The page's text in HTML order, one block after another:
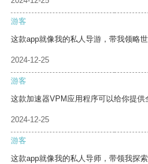
游客
这款app就像我的私人导游，带我领略世
2024-12-25
游客
这款加速器VPM应用程序可以给你提供
2024-12-25
游客
这款app就像我的私人导师，带领我探索